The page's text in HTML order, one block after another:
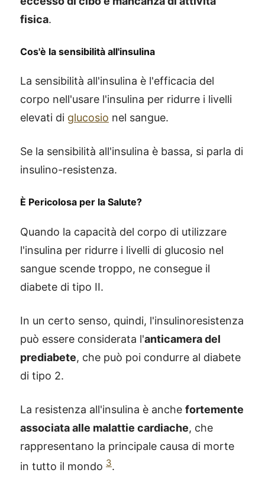
fisica.
Cos'è la sensibilità all'insulina
La sensibilità all'insulina è l'efficacia del
corpo nell'usare l'insulina per ridurre i livelli
elevati di glucosio nel sangue.
Se la sensibilità all'insulina è bassa, si parla di
insulino-resistenza.
È Pericolosa per la Salute?
Quando la capacità del corpo di utilizzare
l'insulina per ridurre i livelli di glucosio nel
sangue scende troppo, ne consegue il
diabete di tipo II.
In un certo senso, quindi, l'insulinoresistenza
può essere considerata l'anticamera del
prediabete, che può poi condurre al diabete
di tipo 2.
La resistenza all'insulina è anche fortemente
associata alle malattie cardiache, che
rappresentano la principale causa di morte
in tutto il mondo 3.